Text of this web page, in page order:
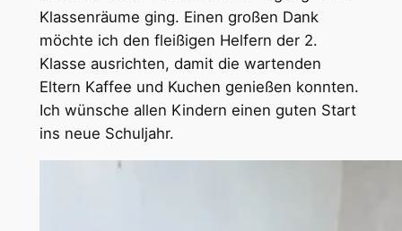
Klassenräume ging. Einen großen Dank
möchte ich den fleißigen Helfern der 2.
Klasse ausrichten, damit die wartenden
Eltern Kaffee und Kuchen genießen konnten.
Ich wünsche allen Kindern einen guten Start
ins neue Schuljahr.